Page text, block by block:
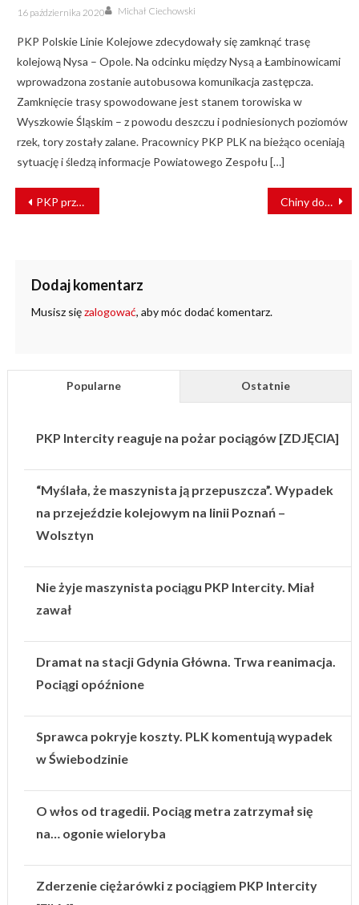
Posted
on
16 października 2020 Author
Michał Ciechowski
PKP Polskie Linie Kolejowe zdecydowały się zamknąć trasę
kolejową Nysa – Opole. Na odcinku między Nysą a Łambinowicami
wprowadzona zostanie autobusowa komunikacja zastępcza.
Zamknięcie trasy spowodowane jest stanem torowiska w
Wyszkowie Śląskim – z powodu deszczu i podniesionych poziomów
rzek, tory zostały zalane. Pracownicy PKP PLK na bieżąco oceniają
sytuację i śledzą informacje Powiatowego Zespołu […]
NAWIGACJA
WPISU
PKP przebuduje dworzec kolejowy w Węglińcu [WIZUALIZACJE] Chiny dostarczą do Meksyku pociągi kolei miejskiej
Dodaj komentarz
Musisz sięzalogować, aby móc dodać komentarz.
Popularne Ostatnie
PKP Intercity reaguje na pożar pociągów [ZDJĘCIA]
“Myślała, że maszynista ją przepuszcza”. Wypadek
na przejeździe kolejowym na linii Poznań –
Wolsztyn
Nie żyje maszynista pociągu PKP Intercity. Miał
zawał
Dramat na stacji Gdynia Główna. Trwa reanimacja.
Pociągi opóźnione
Sprawca pokryje koszty. PLK komentują wypadek
w Świebodzinie
O włos od tragedii. Pociąg metra zatrzymał się
na… ogonie wieloryba
Zderzenie ciężarówki z pociągiem PKP Intercity